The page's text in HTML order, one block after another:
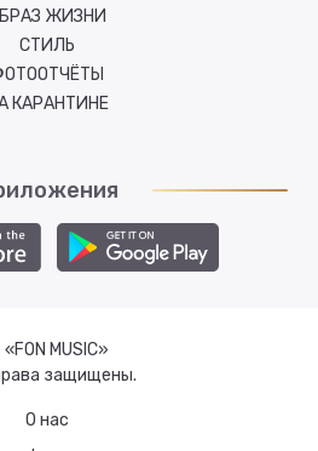
ЖИЗНИ
СТИЛЬ
КАРАНТИНЕ
MUSIC»
защищены.
О нас